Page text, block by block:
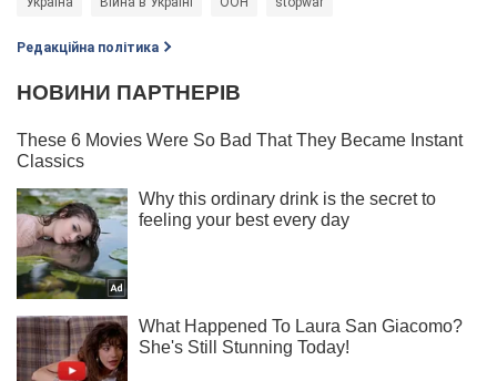
Редакційна політика